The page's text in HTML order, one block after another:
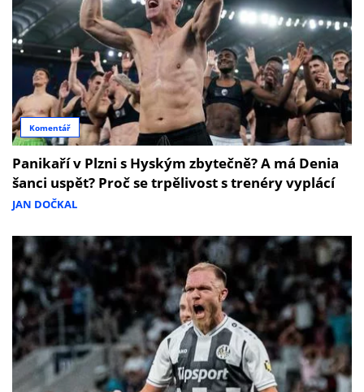
Komentář
Panikaří v Plzni s Hyským zbytečně? A má Denia
šanci uspět? Proč se trpělivost s trenéry vyplácí
JAN DOČKAL